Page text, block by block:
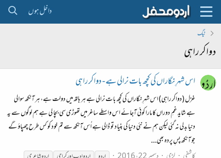
داخل ہوں
ٹیگ
دواکر راہی
اس شہرِ نگاراں کی کچھ بات نرالی ہے - دواکر راہی
غزل (دواکر راہی) اس شہرِ نگاراں کی کچھ بات نرالی ہے ہر ہاتھ میں دولت ہے، ہر آنکھ سوالی
ہے شاید غمِ دوراں کا مارا کوئی آجائے اس واسطے ساغر میں تھوڑی سی بچا لی ہے ہم لوگوں سے یہ
دنیا بدلی نہ گئی لیکن ہم نے نئی دنیا کی بنیاد تو ڈالی ہے اُس آنکھ سے تم خود کو کس طرح چھپاؤ گے
جو آنکھ پسِ پردہ بھی...